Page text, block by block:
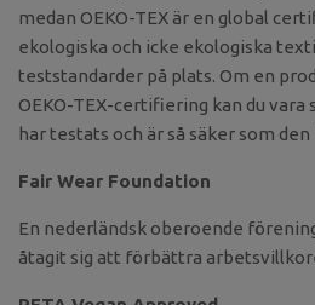
medan OEKO-TEX är en global
ekologiska och icke ekologiska
teststandarder på plats. Om en
OEKO-TEX-certifiering kan du
har testats och är så säker som den
Fair Wear Foundation
En nederländsk oberoende
åtagit sig att förbättra